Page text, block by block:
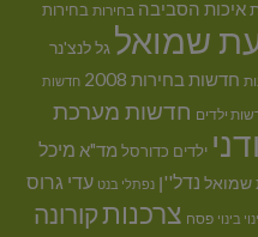
איכות הסביבה בחירות בחירות
שמואל גל לנצ'נר
חדשות בחירות 2008 חדשות
ילדים חדשות מערכת
ילדים כדורסל מד"א מיכל
שמואל נדל''ן נפתלי בנט עדי גרוס
בינוי פסח צרכנותקורונה